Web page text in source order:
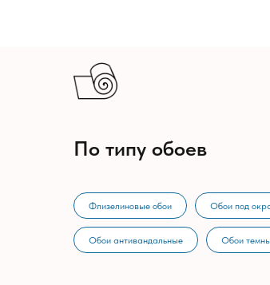
По типу обоев
Флизелиновые обои Обои под
Обои антивандальные Обои